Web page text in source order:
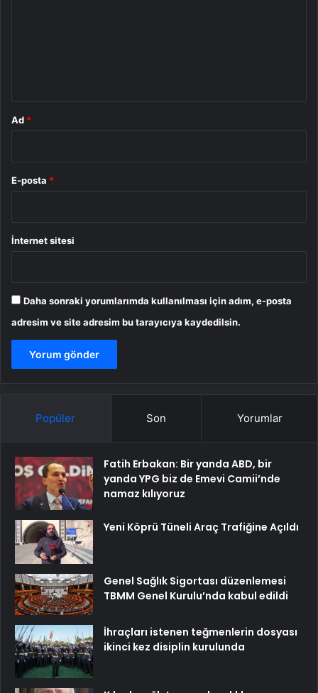
Ad *
E-posta *
İnternet sitesi
Daha sonraki yorumlarımda kullanılması için adım, e-posta
adresim ve site adresim bu tarayıcıya kaydedilsin.
Popüler Son Yorumlar
Fatih Erbakan: Bir yanda ABD, bir
yanda YPG biz de Emevi Camii’nde
namaz kılıyoruz
Yeni Köprü Tüneli Araç Trafiğine Açıldı
Genel Sağlık Sigortası düzenlemesi
TBMM Genel Kurulu’nda kabul edildi
İhraçları istenen teğmenlerin dosyası
ikinci kez disiplin kurulunda